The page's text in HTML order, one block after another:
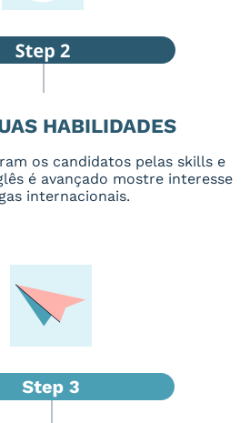
HABILIDADES
os candidatos pelas skills e
é avançado mostre interesse
internacionais.